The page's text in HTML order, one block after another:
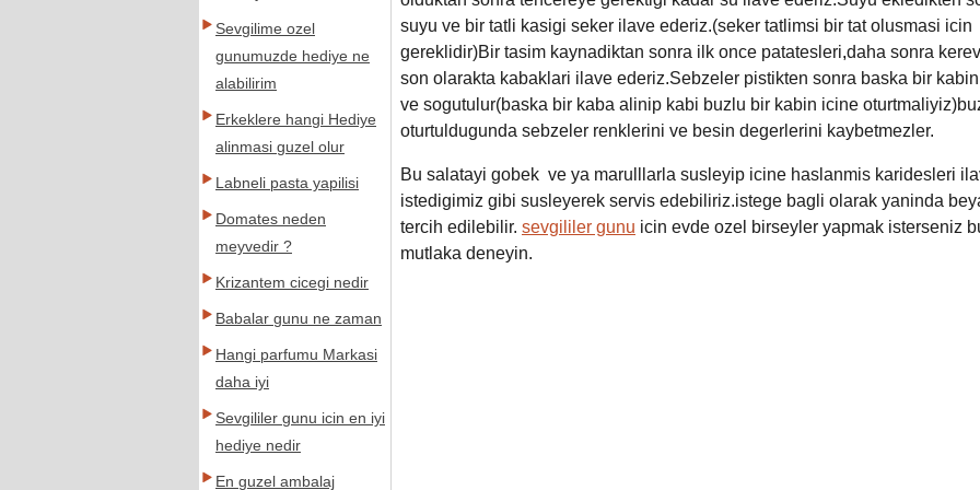
suyu ve bir tatli kasigi seker ilave ederiz.(seker tatlimsi bir tat olusmasi icin
gereklidir)Bir tasim kaynadiktan sonra ilk once patatesleri,daha sonra
son olarakta kabaklari ilave ederiz.Sebzeler pistikten sonra baska bir
ve sogutulur(baska bir kaba alinip kabi buzlu bir kabin icine
oturtuldugunda sebzeler renklerini ve besin degerlerini kaybetmezler.
Bu salatayi gobek ve ya marulllarla susleyip icine haslanmis karidesleri
istedigimiz gibi susleyerek servis edebiliriz.istege bagli olarak yaninda
tercih edilebilir. sevgililer gunu icin evde ozel birseyler yapmak isterseniz
mutlaka deneyin.
Sevgilime ozel
gunumuzde hediye ne
alabilirim
Erkeklere hangi Hediye
alinmasi guzel olur
Labneli pasta yapilisi
Domates neden
meyvedir ?
Krizantem cicegi nedir
Babalar gunu ne zaman
Hangi parfumu Markasi
daha iyi
Sevgililer gunu icin en iyi
hediye nedir
En guzel ambalaj